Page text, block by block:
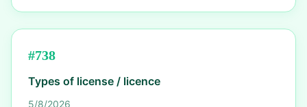
#738
Types of license / licence
5/8/2026